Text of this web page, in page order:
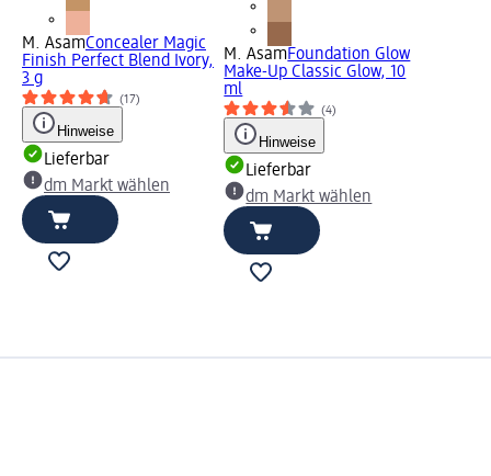
M. AsamConcealer Magic
Finish Perfect Blend Ivory,
3 g
(17)
Hinweise
Lieferbar
dm Markt wählen
M. AsamFoundation Glow
Make-Up Classic Glow, 10
ml
(4)
Hinweise
Lieferbar
dm Markt wählen